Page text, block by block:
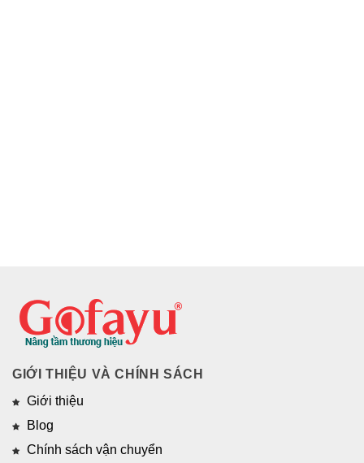
GIỚI THIỆU VÀ CHÍNH SÁCH
Giới thiệu
Blog
Chính sách vận chuyển